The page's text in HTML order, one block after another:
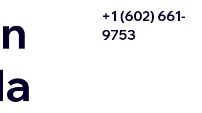
+1 (602) 661-
9753